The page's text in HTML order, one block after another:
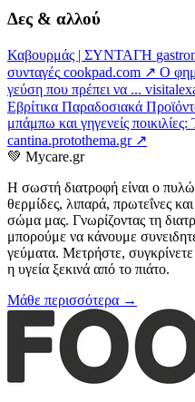
Δες & αλλού
Καβουρμάς | ΣΥΝΤΑΓΗ
συνταγές cookpad.com ↗ Ο
γεύση που πρέπει να ...
Εβρίτικα Παραδοσιακά
μπάμπω και γηγενείς ποικιλίες:
cantina.protothema.gr ↗
💚 Mycare.gr
Η σωστή διατροφή είναι ο
θερμίδες, λιπαρά, πρωτεΐνες
σώμα μας. Γνωρίζοντας τη
μπορούμε να κάνουμε
γεύματα. Μετρήστε,
η υγεία ξεκινά από το πιάτο.
Μάθε περισσότερα →